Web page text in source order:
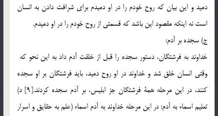
دميد و اين بيان كه روح خودم را در او دميدم براي شرافت دادن به انسان
است نه اينكه مقصود اين باشد که قسمتي از روح خودم را در او دميدم.
ج) سجده بر آدم:
خداوند به فرشتگان، دستور سجده را قبل از خلقت آدم داد به اين نحو كه
وقتي انسان خلق شد و خداوند در او روح دميد، بايد فرشتگان بر او سجده
كنند، در اين مرحله همة فرشتگان جز ابليس، بر آدم سجده كردند.[9] د)
تعليم اسماء به آدم: در اين مرحله خداوند به آدم اسماء (علم به حقايق و اسرار